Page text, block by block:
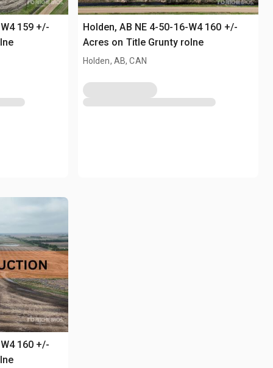
159 +/-
Holden, AB NE 4-50-16-W4 160 +/-
Acres on Title Grunty rolne
Holden, AB, CAN
160 +/-